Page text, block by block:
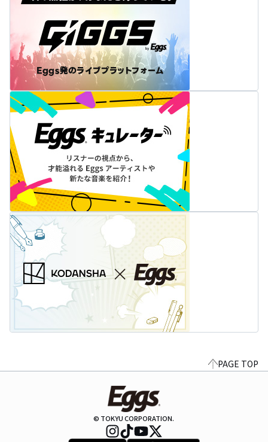
PAGE TOP
© TOKYU CORPORATION.